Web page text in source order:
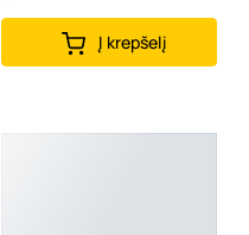
Į krepšelį